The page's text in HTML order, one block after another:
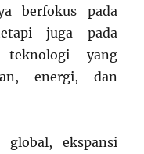
berfokus pada
juga pada
teknologi yang
energi, dan
global, ekspansi